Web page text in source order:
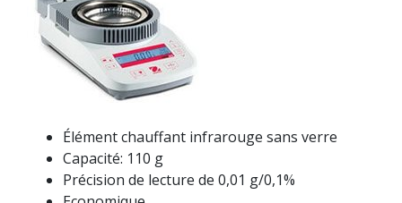
Élément chauffant infrarouge sans verre
Capacité: 110 g
Précision de lecture de 0,01 g/0,1%